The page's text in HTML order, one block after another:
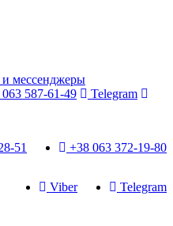
и мессенджеры
587-61-49
Telegram
+38 063 372-19-80
51
Telegram
Viber